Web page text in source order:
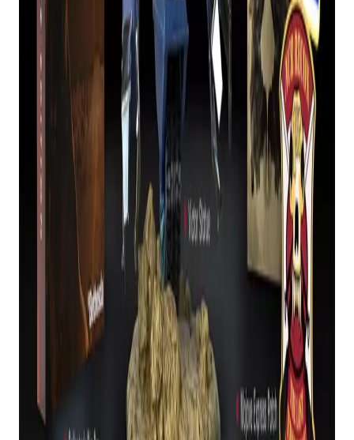
E há, claro, o preço.
Você pode, no momento em que este artigo foi
escrito, comprarFallout: New Vegas Ultimateno
Steam por apenas £ 3,99.
Essa oferta acaba em breve, mas mesmo quando
você ler este artigo, ela só voltará ao preço total de
£ 15,99.
Cobrar bem mais de £ 100 por alguns produtos é
“Cento e cinquenta e cinco dólares americanos
por um jogo que está literalmente, com todo o DLC
incluído, US$ 5 no Steam agora?! Bethesda, você
perdeu a cabeça?!” escreveu o usuário do
Twitter/X KungFuMan316.